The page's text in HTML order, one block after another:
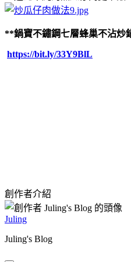
**鍋寶不鏽鋼七層蜂巢不沾炒
https://bit.ly/33Y9BlL
創作者介紹
Juling
Juling's Blog